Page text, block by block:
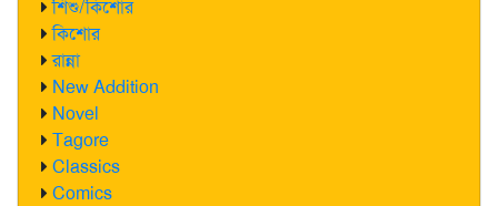
শিশু/কিশোর
কিশোর
রান্না
New Addition
Novel
Tagore
Classics
Comics